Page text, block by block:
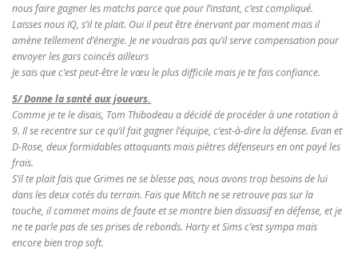
nous faire gagner les matchs parce que pour l’instant, c’est compliqué.
Laisses nous IQ, s’il te plait. Oui il peut être énervant par moment mais il
amène tellement d’énergie. Je ne voudrais pas qu’il serve compensation pour
envoyer les gars coincés ailleurs
Je sais que c’est peut-être le vœu le plus difficile mais je te fais confiance.
5/ Donne la santé aux joueurs.
Comme je te le disais, Tom Thibodeau a décidé de procéder à une rotation à
9. Il se recentre sur ce qu’il fait gagner l’équipe, c’est-à-dire la défense. Evan et
D-Rose, deux formidables attaquants mais piètres défenseurs en ont payé les
frais.
S’il te plait fais que Grimes ne se blesse pas, nous avons trop besoins de lui
dans les deux cotés du terrain. Fais que Mitch ne se retrouve pas sur la
touche, il commet moins de faute et se montre bien dissuasif en défense, et je
ne te parle pas de ses prises de rebonds. Harty et Sims c’est sympa mais
encore bien trop soft.